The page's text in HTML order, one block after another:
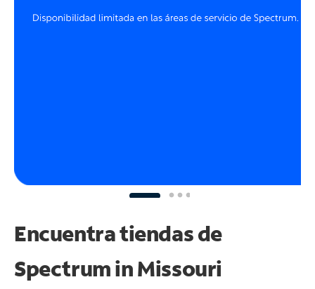
Encuentra tiendas de
Spectrumin Missouri